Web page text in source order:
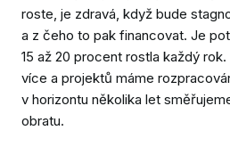
roste, je zdravá, když bude
a z čeho to pak financovat. Je
15 až 20 procent rostla každý
více a projektů máme
v horizontu několika let
obratu.